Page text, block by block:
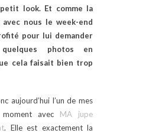
look. Et comme la
nous le week-end
pour lui demander
photos en
cela faisait bien trop
aujourd’hui l’un de mes
avec MA jupe
. Elle est exactement la